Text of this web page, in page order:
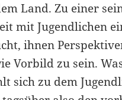
Land. Zu einer
mit Jugendlichen
ihnen
Vor­bild zu sein.
sich zu dem